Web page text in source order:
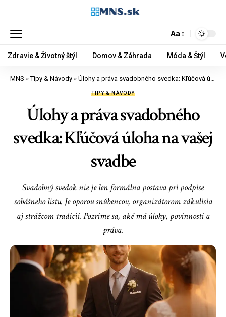
Aa
Zdravie & Životný štýl Domov & Záhrada Móda & Štýl
MNS »Tipy & Návody » Úlohy a práva svadobného svedka: Kľúčová úloha na vašej svadbe
TIPY & NÁVODY
Úlohy a práva svadobného
svedka: Kľúčová úloha na vašej
svadbe
Svadobný svedok nie je len formálna postava pri podpise
sobášneho listu. Je oporou snúbencov, organizátorom zákulisia
aj strážcom tradícií. Pozrime sa, aké má úlohy, povinnosti a
práva.